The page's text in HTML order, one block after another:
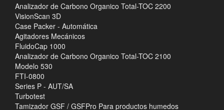
Analizador de Carbono Organico Total-TOC 2200
VisionScan 3D
Case Packer - Automática
Agitadores Mecánicos
FluidoCap 1000
Analizador de Carbono Organico Total-TOC 2100
Modelo 530
FTI-0800
Series P - AUT/SA
Turbotest
Tamizador GSF / GSFPro Para productos humedos